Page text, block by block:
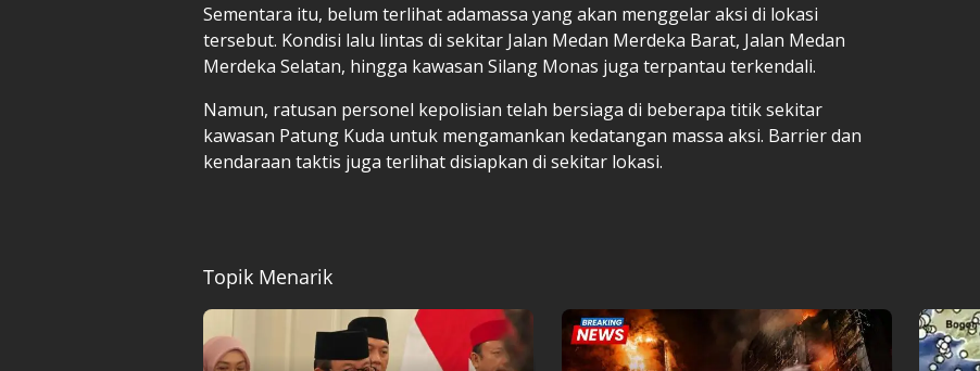
Sementara itu, belum terlihat adamassa yang akan menggelar aksi di lokasi
tersebut. Kondisi lalu lintas di sekitar Jalan Medan Merdeka Barat, Jalan Medan
Merdeka Selatan, hingga kawasan Silang Monas juga terpantau terkendali.
Namun, ratusan personel kepolisian telah bersiaga di beberapa titik sekitar
kawasan Patung Kuda untuk mengamankan kedatangan massa aksi. Barrier dan
kendaraan taktis juga terlihat disiapkan di sekitar lokasi.
Topik Menarik